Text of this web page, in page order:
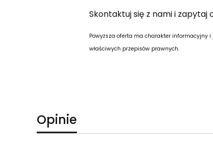
Skontaktuj się z nami i
Powyższa oferta ma charakter informacyjny
właściwych przepisów prawnych.
Opinie